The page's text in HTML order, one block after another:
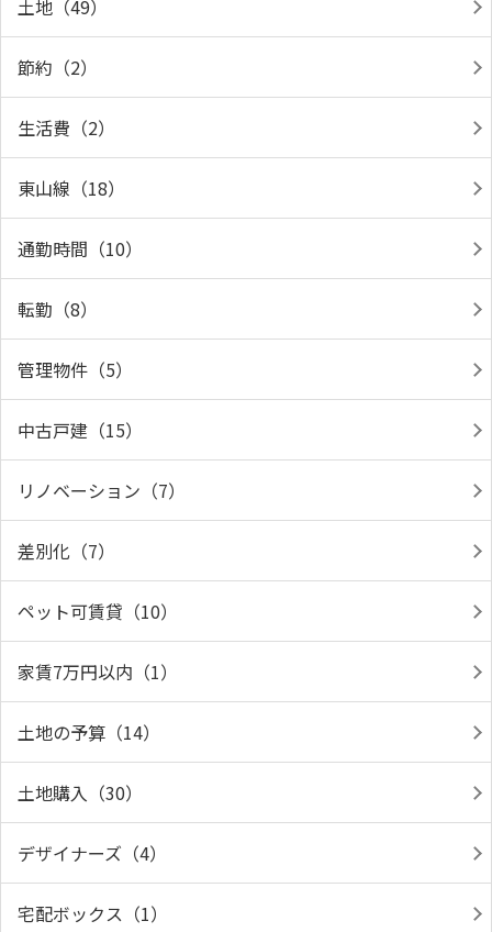
土地（49）
節約（2）
生活費（2）
東山線（18）
通勤時間（10）
転勤（8）
管理物件（5）
中古戸建（15）
リノベーション（7）
差別化（7）
ペット可賃貸（10）
家賃7万円以内（1）
土地の予算（14）
土地購入（30）
デザイナーズ（4）
宅配ボックス（1）